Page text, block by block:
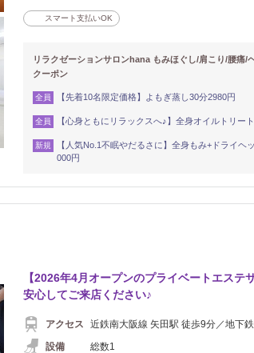
スマート支払いOK
リラクゼーションサロンhana もみほぐし/肩こり/腰痛/
クーポン
全員 【先着10名限定価格】よもぎ蒸し30分2980円
全員 【心身ともにリラックスへ♪】全身オイルトリー
新規
【人気No.1不眠やだるさに】全身もみ+ドライヘ
000円
【2026年4月オープンのプライベートエステ
安心してご来店ください♪
アクセス
近鉄南大阪線 矢田駅 徒歩9分／地下
設備
総数1